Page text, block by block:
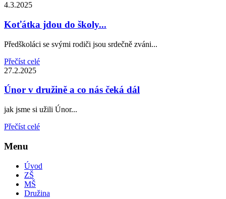
4.3.2025
Koťátka jdou do školy...
Předškoláci se svými rodiči jsou srdečně zváni...
Přečíst celé
27.2.2025
Únor v družině a co nás čeká dál
jak jsme si užili Únor...
Přečíst celé
Menu
Úvod
ZŠ
MŠ
Družina